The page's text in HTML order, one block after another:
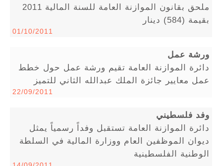
ملحق بقانون الموازنة العامة للسنة المالية 2011
بقيمة (584) دينار
01/10/2011
ورشة عمل
دائرة الموازنة العامة تقيم ورشة عمل حول خطط
عمل معايير جائزة الملك عبدالله الثاني للتميز
22/09/2011
وفد فلسطيني
دائرة الموازنة العامة تستقبل وفداً رسمياً يمثل
ديوان الموظفين العام ووزارة المالية في السلطة
الوطنية الفلسطينية